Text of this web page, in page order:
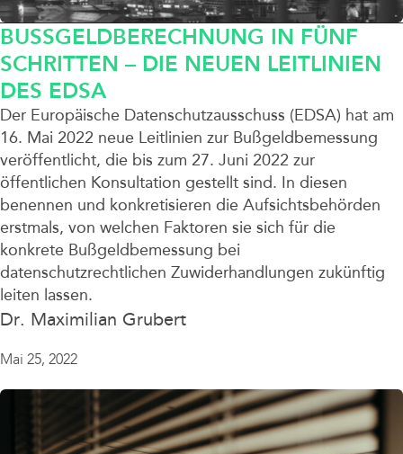
BUSSGELDBERECHNUNG IN FÜNF S
CHRITTEN – DIE NEUEN LEITLINIEN D
ES EDSA
Der Europäische Datenschutzausschuss (EDSA) hat am
16. Mai 2022 neue Leitlinien zur Bußgeldbemessung
veröffentlicht, die bis zum 27. Juni 2022 zur
öffentlichen Konsultation gestellt sind. In diesen
benennen und konkretisieren die Aufsichtsbehörden
erstmals, von welchen Faktoren sie sich für die
konkrete Bußgeldbemessung bei
datenschutzrechtlichen Zuwiderhandlungen zukünftig
leiten lassen.
Dr. Maximilian Grubert
Mai 25, 2022